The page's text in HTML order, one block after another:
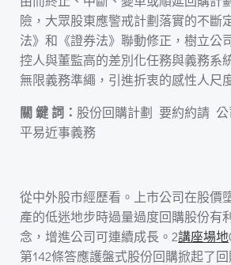
險，大眾股東應警戒計劃落實的不斷
法》和《證券法》聯動修正，樹立公
控人與董監高的差別化任務與義務系
無限義務準繩，引進折衷的感性人尺
關 鍵 詞： 股份回購計劃 要約約請
平易近事義務
從中外股市經歷看。上市公司在股價
產的低迷地步時過量過度回購股份有
念，增進公司可連續成長。2講座場地
第142條答應護盤式股份回購掀起了